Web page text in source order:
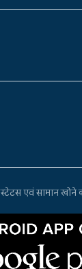
एवं सामान खोने